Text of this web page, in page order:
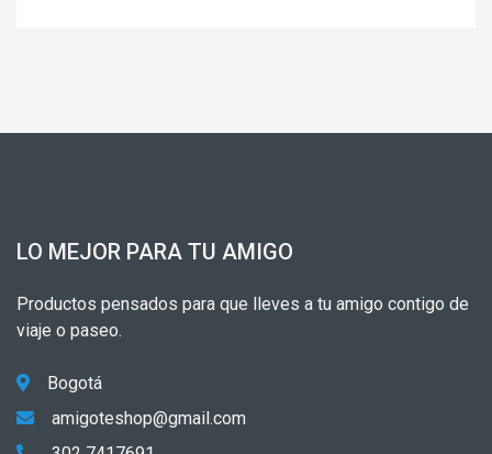
LO MEJOR PARA TU AMIGO
Productos pensados para que lleves a tu amigo contigo de
viaje o paseo.
Bogotá
amigoteshop@gmail.com